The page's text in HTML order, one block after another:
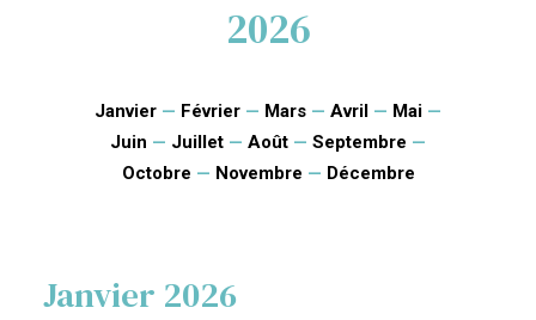
2026
Janvier — Février — Mars — Avril — Mai —
Juin — Juillet — Août — Septembre —
Octobre — Novembre — Décembre
Janvier 2026